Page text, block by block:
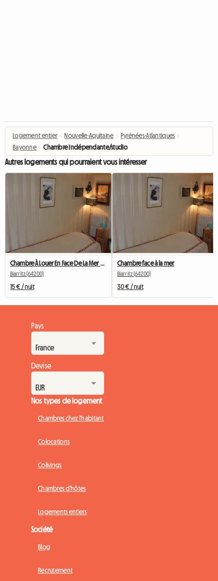
Logement entier › Nouvelle-Aquitaine › Pyrénées-Atlantiques ›
Bayonne › Chambre Indépendante/studio
Autres logements qui pourraient vous intéresser
Biarritz (64200)
15 € / nuit
Chambre face à la mer
Biarritz (64200)
30 € / nuit
Pays
Devise
Nos types de logement
Chambres chez l'habitant
Colocations
Colivings
Chambres d'hôtes
Logements entiers
Société
Blog
Recrutement